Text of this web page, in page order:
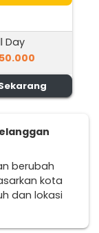
Day
berubah
kota
dan lokasi